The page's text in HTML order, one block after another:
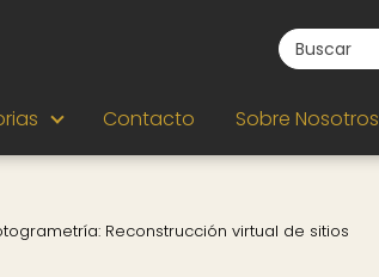
Contacto Sobre Nosotros
Reconstrucción virtual de sitios